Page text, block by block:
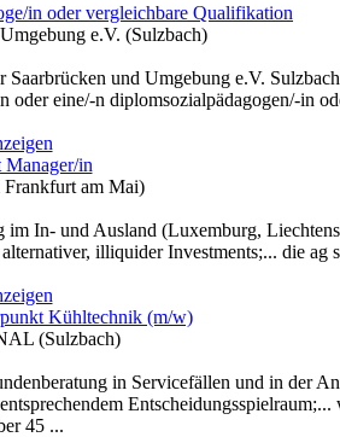
in oder vergleichbare Qualifikation
e.V. (Sulzbach)
und Umgebung e.V.
eine/-n diplomsozial­pädagogen/-in
Manager/in
am Mai)
In- und Ausland (Luxemburg,
illiquider Investments;... die ag
Kühltechnik (m/w)
(Sulzbach)
in Servicefällen und in der
45 ...